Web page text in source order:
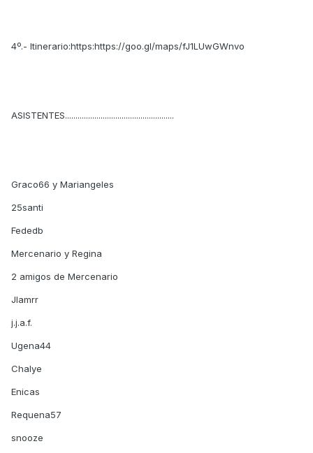
4º.- Itinerario:https:https://goo.gl/maps/fJ1LUwGWnvo
ASISTENTES....................................................
Graco66 y Mariangeles
25santi
Fededb
Mercenario y Regina
2 amigos de Mercenario
Jlamrr
j.j.a.f.
Ugena44
Chalye
Enicas
Requena57
snooze